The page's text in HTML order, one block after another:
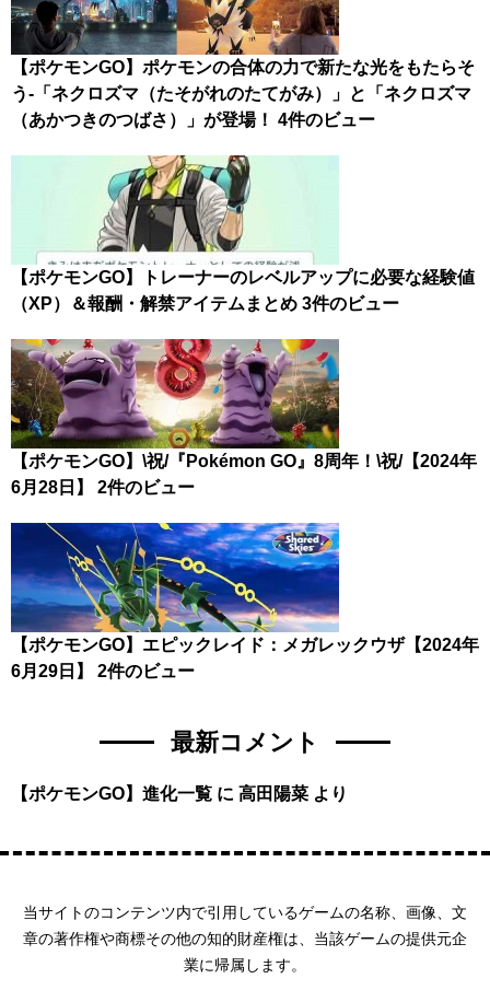
【ポケモンGO】ポケモンの合体の力で新たな光をもたらそ
う-「ネクロズマ（たそがれのたてがみ）」と「ネクロズマ
（あかつきのつばさ）」が登場！ 4件のビュー
【ポケモンGO】トレーナーのレベルアップに必要な経験値
（XP）＆報酬・解禁アイテムまとめ 3件のビュー
【ポケモンGO】\祝/『Pokémon GO』8周年！\祝/【2024年
6月28日】
2件のビュー
【ポケモンGO】エピックレイド：メガレックウザ【2024年
6月29日】
2件のビュー
最新コメント
【ポケモンGO】進化一覧 に 高田陽菜 より
当サイトのコンテンツ内で引用しているゲームの名称、画像、文
章の著作権や商標その他の知的財産権は、当該ゲームの提供元企
業に帰属します。